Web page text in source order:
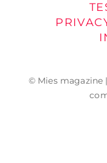
© Mies magazine